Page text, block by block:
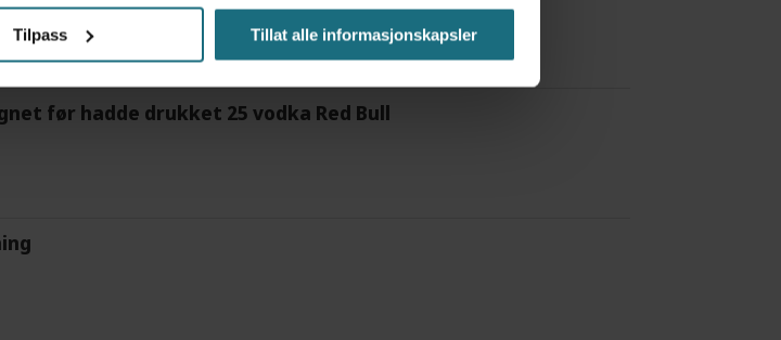
Tilpass Tillat alle informasjonskapsler
før hadde drukket 25 vodka Red Bull